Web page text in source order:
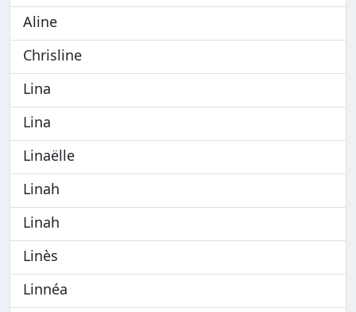
Aline
Chrisline
Lina
Lina
Linaëlle
Linah
Linah
Linès
Linnéa